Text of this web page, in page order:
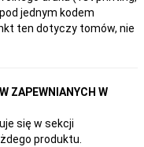
jednym kodem
ten dotyczy tomów, nie
ZAPEWNIANYCH W
się w sekcji
produktu.